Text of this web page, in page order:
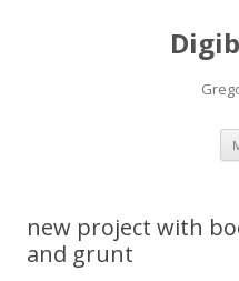
new project with
and grunt